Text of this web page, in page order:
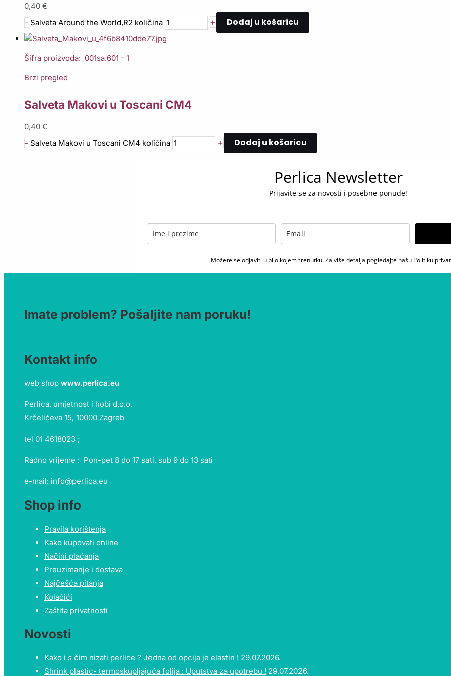
0,40 €
- Salveta Around the World,R2 količina + Dodaj u košaricu
Šifra proizvoda: 001sa.601 - 1
Brzi pregled
Salveta Makovi u Toscani CM4
0,40 €
- Salveta Makovi u Toscani CM4 količina + Dodaj u košaricu
Perlica Newsletter
Prijavite se za novosti i posebne ponude!
Možete se odjaviti u bilo kojem trenutku. Za više detalja pogledajte našu Politiku
Imate problem? Pošaljite nam poruku!
Kontakt info
web shop www.perlica.eu
Perlica, umjetnost i hobi d.o.o.
Krčelićeva 15, 10000 Zagreb
tel 01 4618023 ;
Radno vrijeme : Pon-pet 8 do 17 sati, sub 9 do 13 sati
e-mail: info@perlica.eu
Shop info
Pravila korištenja
Kako kupovati online
Načini plaćanja
Preuzimanje i dostava
Najčešća pitanja
Kolačići
Zaštita privatnosti
Novosti
Kako i s čim nizati perlice ? Jedna od opcija je elastin ! 29.07.2026.
Shrink plastic- termoskupljajuća folija : Uputstva za upotrebu ! 29.07.2026.